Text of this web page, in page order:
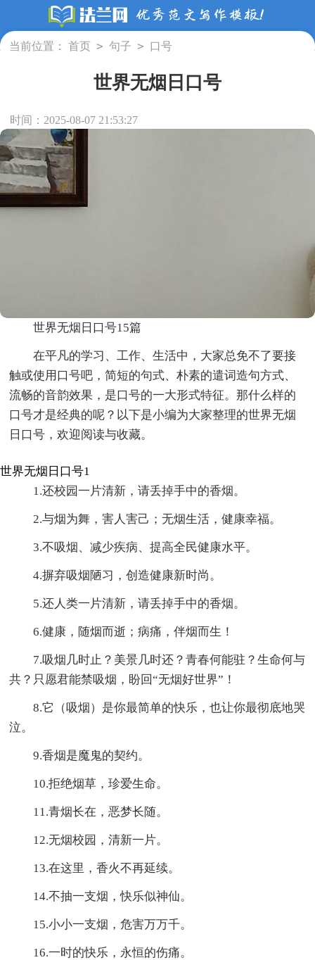
当前位置： 首页 > 句子 > 口号
世界无烟日口号
时间：2025-08-07 21:53:27
世界无烟日口号15篇
在平凡的学习、工作、生活中，大家总免不了要接
触或使用口号吧，简短的句式、朴素的遣词造句方式、
流畅的音韵效果，是口号的一大形式特征。那什么样的
口号才是经典的呢？以下是小编为大家整理的世界无烟
日口号，欢迎阅读与收藏。
世界无烟日口号1
1.还校园一片清新，请丢掉手中的香烟。
2.与烟为舞，害人害己；无烟生活，健康幸福。
3.不吸烟、减少疾病、提高全民健康水平。
4.摒弃吸烟陋习，创造健康新时尚。
5.还人类一片清新，请丢掉手中的香烟。
6.健康，随烟而逝；病痛，伴烟而生！
7.吸烟几时止？美景几时还？青春何能驻？生命何与
共？只愿君能禁吸烟，盼回“无烟好世界”！
8.它（吸烟）是你最简单的快乐，也让你最彻底地哭
泣。
9.香烟是魔鬼的契约。
10.拒绝烟草，珍爱生命。
11.青烟长在，恶梦长随。
12.无烟校园，清新一片。
13.在这里，香火不再延续。
14.不抽一支烟，快乐似神仙。
15.小小一支烟，危害万万千。
16.一时的快乐，永恒的伤痛。